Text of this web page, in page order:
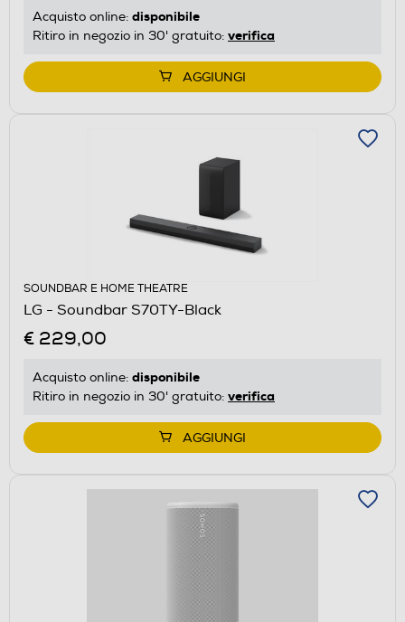
Acquisto online: disponibile
Ritiro in negozio in 30' gratuito: verifica
AGGIUNGI
SOUNDBAR E HOME THEATRE
LG - Soundbar S70TY-Black
€ 229,00
Acquisto online: disponibile
Ritiro in negozio in 30' gratuito: verifica
AGGIUNGI